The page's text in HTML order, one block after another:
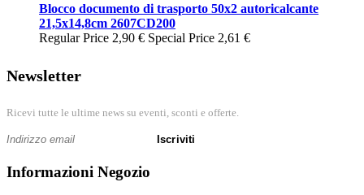
Blocco documento di trasporto 50x2 autoricalcante
21,5x14,8cm 2607CD200
Regular Price 2,90 € Special Price 2,61 €
Newsletter
Ricevi tutte le ultime news su eventi, sconti e offerte.
Iscriviti
Informazioni Negozio